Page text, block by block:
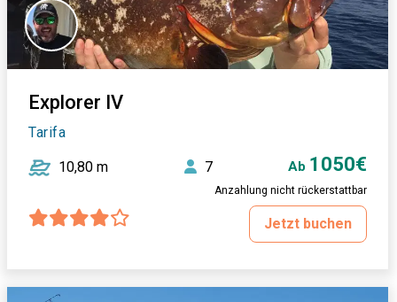
Explorer IV
Tarifa
10,80 m 7 Ab 1050€
Anzahlung nicht rückerstattbar
Jetzt buchen